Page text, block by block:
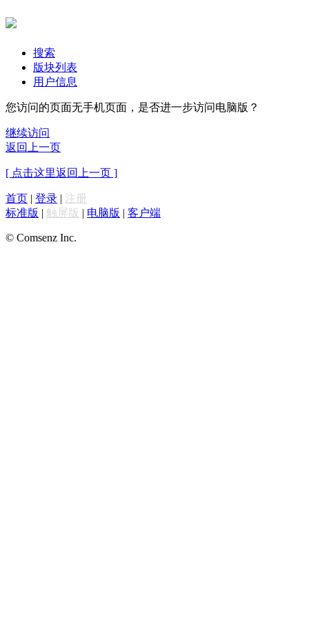
搜索
版块列表
用户信息
您访问的页面无手机页面，是否进一步访问电脑版？
继续访问
返回上一页
[ 点击这里返回上一页 ]
首页 | 登录 | 注册
标准版 | 触屏版 | 电脑版 | 客户端
© Comsenz Inc.